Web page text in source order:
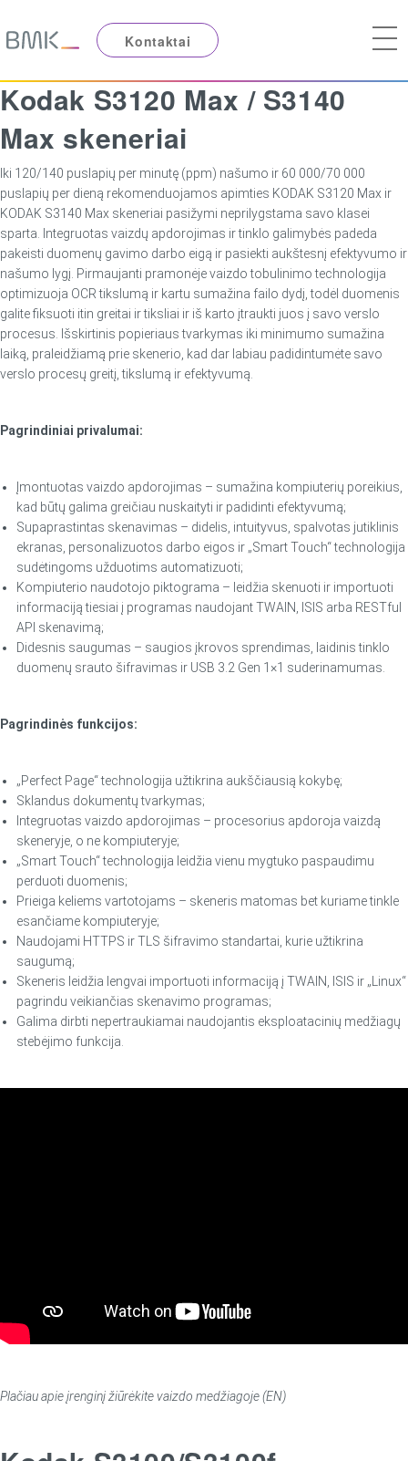
Kontaktai
Kodak S3120 Max / S3140
Max skeneriai
Iki 120/140 puslapių per minutę (ppm) našumo ir 60 000/70 000
puslapių per dieną rekomenduojamos apimties KODAK S3120 Max ir
KODAK S3140 Max skeneriai pasižymi neprilygstama savo klasei
sparta. Integruotas vaizdų apdorojimas ir tinklo galimybės padeda
pakeisti duomenų gavimo darbo eigą ir pasiekti aukštesnį efektyvumo ir
našumo lygį. Pirmaujanti pramonėje vaizdo tobulinimo technologija
optimizuoja OCR tikslumą ir kartu sumažina failo dydį, todėl duomenis
galite fiksuoti itin greitai ir tiksliai ir iš karto įtraukti juos į savo verslo
procesus. Išskirtinis popieriaus tvarkymas iki minimumo sumažina
laiką, praleidžiamą prie skenerio, kad dar labiau padidintumėte savo
verslo procesų greitį, tikslumą ir efektyvumą.
Pagrindiniai privalumai:
Įmontuotas vaizdo apdorojimas – sumažina kompiuterių poreikius,
kad būtų galima greičiau nuskaityti ir padidinti efektyvumą;
Supaprastintas skenavimas – didelis, intuityvus, spalvotas jutiklinis
ekranas, personalizuotos darbo eigos ir „Smart Touch“ technologija
sudėtingoms užduotims automatizuoti;
Kompiuterio naudotojo piktograma – leidžia skenuoti ir importuoti
informaciją tiesiai į programas naudojant TWAIN, ISIS arba RESTful
API skenavimą;
Didesnis saugumas – saugios įkrovos sprendimas, laidinis tinklo
duomenų srauto šifravimas ir USB 3.2 Gen 1×1 suderinamumas.
Pagrindinės funkcijos:
„Perfect Page“ technologija užtikrina aukščiausią kokybę;
Sklandus dokumentų tvarkymas;
Integruotas vaizdo apdorojimas – procesorius apdoroja vaizdą
skeneryje, o ne kompiuteryje;
„Smart Touch“ technologija leidžia vienu mygtuko paspaudimu
perduoti duomenis;
Prieiga keliems vartotojams – skeneris matomas bet kuriame tinkle
esančiame kompiuteryje;
Naudojami HTTPS ir TLS šifravimo standartai, kurie užtikrina
saugumą;
Skeneris leidžia lengvai importuoti informaciją į TWAIN, ISIS ir „Linux“
pagrindu veikiančias skenavimo programas;
Galima dirbti nepertraukiamai naudojantis eksploatacinių medžiagų
stebėjimo funkcija.
Plačiau apie įrenginį žiūrėkite vaizdo medžiagoje (EN)